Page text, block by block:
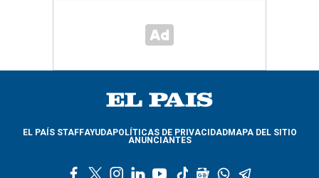
EL PAÍS STAFFAYUDAPOLÍTICAS DE PRIVACIDADMAPA DEL SITIO
ANUNCIANTES
l y t g w